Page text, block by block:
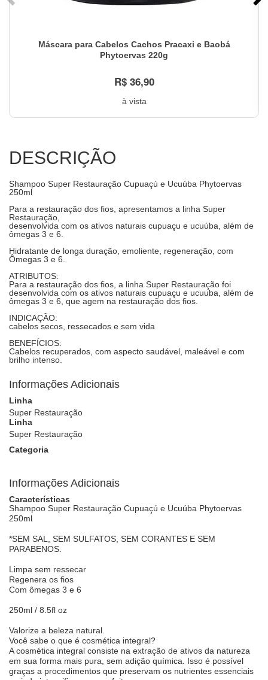
Máscara para Cabelos Cachos Pracaxi e Baobá
Phytoervas 220g
R$ 36,90
à vista
DESCRIÇÃO
Shampoo Super Restauração Cupuaçú e Ucuúba Phytoervas
250ml
Para a restauração dos fios, apresentamos a linha Super
Restauração,
desenvolvida com os ativos naturais cupuaçu e ucuúba, além de
ômegas 3 e 6.
Hidratante de longa duração, emoliente, regeneração, com
Ômegas 3 e 6.
ATRIBUTOS:
Para a restauração dos fios, a linha Super Restauração foi
desenvolvida com os ativos naturais cupuaçu e ucuuba, além de
ômegas 3 e 6, que agem na restauração dos fios.
INDICAÇÃO:
cabelos secos, ressecados e sem vida
BENEFÍCIOS:
Cabelos recuperados, com aspecto saudável, maleável e com
brilho intenso.
Informações Adicionais
Linha
Super Restauração
Linha
Super Restauração
Categoria
Informações Adicionais
Características
Shampoo Super Restauração Cupuaçú e Ucuúba Phytoervas
250ml
*SEM SAL, SEM SULFATOS, SEM CORANTES E SEM
PARABENOS.
Limpa sem ressecar
Regenera os fios
Com ômegas 3 e 6
250ml / 8.5fl oz
Valorize a beleza natural.
Você sabe o que é cosmética integral?
A cosmética integral consiste na extração de ativos da natureza
em sua forma mais pura, sem adição química. Isso é possível
graças a procedimentos que preservam os nutrientes essenciais